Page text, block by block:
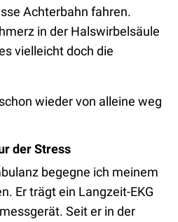
Achterbahn fahren.
in der Halswirbelsäule
vielleicht doch die
wieder von alleine weg
der Stress
begegne ich meinem
Er trägt ein Langzeit-EKG
Seit er in der